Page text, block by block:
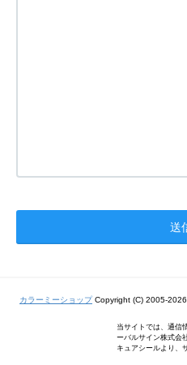
カラーミーショップCopyright (C) 2005-2026
当サイトでは、通信
ーバルサイン株式会
キュアシールより、